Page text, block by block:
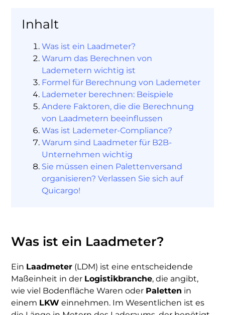
Destinations
Entdecken
Inhalt
Was ist ein Laadmeter?
Warum das Berechnen von
Lademetern wichtig ist
Formel für Berechnung von Lademeter
Lademeter berechnen: Beispiele
Andere Faktoren, die die Berechnung
von Laadmetern beeinflussen
Was ist Lademeter-Compliance?
Warum sind Laadmeter für B2B-
Unternehmen wichtig
Sie müssen einen Palettenversand
organisieren? Verlassen Sie sich auf
Quicargo!
Was ist ein Laadmeter?
Ein Laadmeter (LDM) ist eine entscheidende
Maßeinheit in der Logistikbranche, die angibt,
wie viel Bodenfläche Waren oder Paletten in
einem LKW einnehmen. Im Wesentlichen ist es